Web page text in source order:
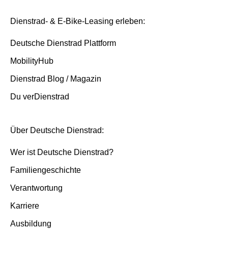
Dienstrad- & E-Bike-Leasing erleben:
Deutsche Dienstrad Plattform
MobilityHub
Dienstrad Blog / Magazin
Du verDienstrad
Über Deutsche Dienstrad:
Wer ist Deutsche Dienstrad?
Familiengeschichte
Verantwortung
Karriere
Ausbildung